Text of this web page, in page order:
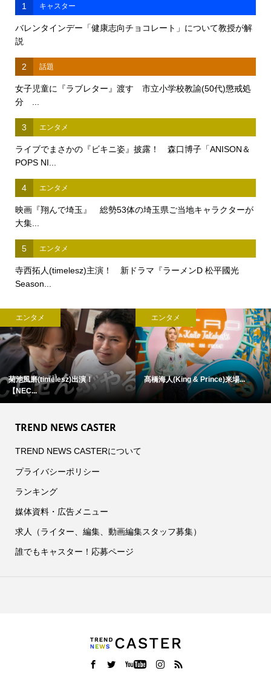
1 キャスター
バレンタインデー「健康志向チョコレート」について教授が解
説
2 話題
女子児童に『ラブレター』渡す 市立小学校教諭(50代)懲戒処
分 ...
3 エンタメ
ライブでまさかの『ビキニ姿』披露！ 森口博子「ANISON＆
POPS NI...
4 エンタメ
映画『翔んで埼玉』 総勢53体の埼玉県ご当地キャラクターが
大集...
5 エンタメ
寺西拓人(timelesz)主演！ 新ドラマ『ラーメンD 松平國光
Season...
エンタメ
菊池風磨(timelesz)出演！
【NEC...
エンタメ
髙橋海人(King & Prince)来場...
TREND NEWS CASTER
TREND NEWS CASTERについて
プライバシーポリシー
ランキング
媒体資料・広告メニュー
求人（ライター、編集、動画編集スタッフ募集）
誰でもキャスター！応募ページ